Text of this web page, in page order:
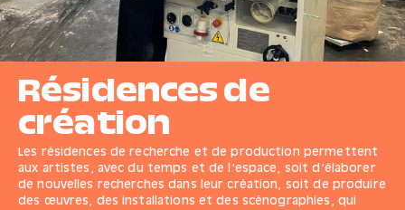
Résidences de
création
Les résidences de recherche et de production permettent
aux artistes, avec du temps et de l’espace, soit d’élaborer
de nouvelles recherches dans leur création, soit de produire
des œuvres, des installations et des scénographies, qui